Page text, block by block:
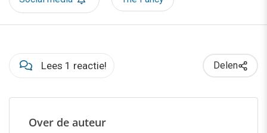
Lees 1 reactie! Delen
Over de auteur